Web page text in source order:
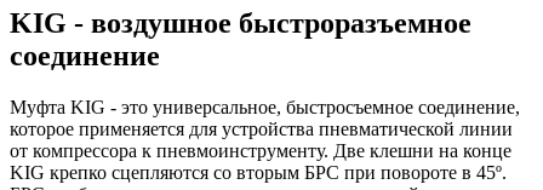
KIG - воздушное быстроразъемное
соединение
Муфта KIG - это универсальное, быстросъемное соединение,
которое применяется для устройства пневматической линии
от компрессора к пневмоинструменту. Две клешни на конце
KIG крепко сцепляются со вторым БРС при повороте в 45º.